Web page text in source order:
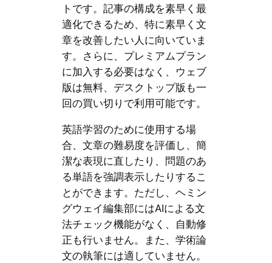
トです。記事の構成を素早く最
適化できるため、特に素早く文
章を改善したい人に向いていま
す。さらに、プレミアムプラン
に加入する必要はなく、ウェブ
版は無料、デスクトップ版も一
回の買い切りで利用可能です。
英語学習のために使用する場
合、文章の難易度を評価し、簡
潔な表現に直したり、問題のあ
る単語を強調表示したりするこ
とができます。ただし、ヘミン
グウェイ編集部にはAIによる文
法チェック機能がなく、自動修
正も行いません。また、学術論
文の執筆には適していません。